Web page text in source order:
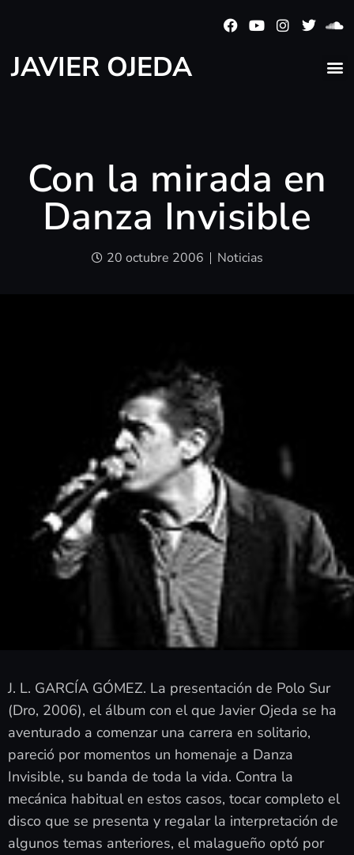
JAVIER OJEDA
Con la mirada en
Danza Invisible
20 octubre 2006 Noticias
J. L. GARCÍA GÓMEZ. La presentación de Polo Sur
(Dro, 2006), el álbum con el que Javier Ojeda se ha
aventurado a comenzar una carrera en solitario,
pareció por momentos un homenaje a Danza
Invisible, su banda de toda la vida. Contra la
mecánica habitual en estos casos, tocar completo el
disco que se presenta y regalar la interpretación de
algunos temas anteriores, el malagueño optó por